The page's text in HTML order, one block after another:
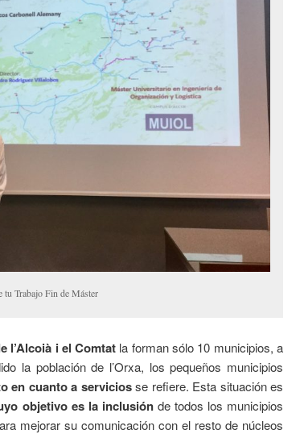
tu Trabajo Fin de Máster
l’Alcoià i el Comtat la forman sólo 10 municipios, a
la población de l’Orxa, los pequeños municipios
en cuanto a serviciosse refiere. Esta situación es
objetivo es la inclusiónde todos los municipios
mejorar su comunicación con el resto de núcleos